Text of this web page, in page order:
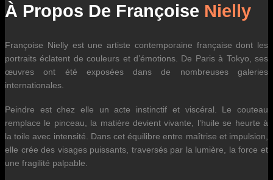
À Propos De Françoise Nielly
Françoise Nielly est une artiste contemporaine française dont les
portraits éclatent de couleurs et d’émotions. De Paris à Tokyo, ses
œuvres ont été exposées dans de nombreuses galeries
internationales.
Peindre est chez elle un acte instinctif et viscéral. Le couteau
remplace le pinceau, la matière devient vivante, l’huile se heurte à
la toile avec intensité. Dans cet équilibre entre maîtrise et impulsion,
elle crée des visages puissants, traversés par la lumière, la force et
une fragilité palpable.